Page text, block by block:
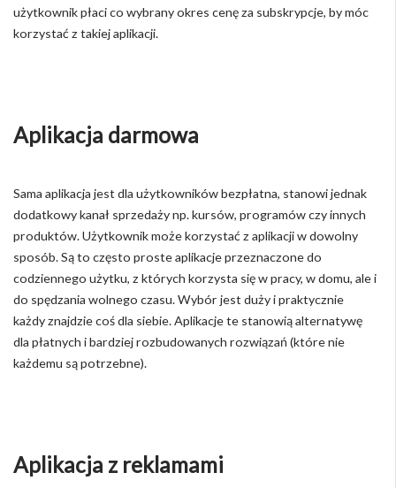
użytkownik płaci co wybrany okres cenę za subskrypcje, by móc
korzystać z takiej aplikacji.
Aplikacja darmowa
Sama aplikacja jest dla użytkowników bezpłatna, stanowi jednak
dodatkowy kanał sprzedaży np. kursów, programów czy innych
produktów. Użytkownik może korzystać z aplikacji w dowolny
sposób. Są to często proste aplikacje przeznaczone do
codziennego użytku, z których korzysta się w pracy, w domu, ale i
do spędzania wolnego czasu. Wybór jest duży i praktycznie
każdy znajdzie coś dla siebie. Aplikacje te stanowią alternatywę
dla płatnych i bardziej rozbudowanych rozwiązań (które nie
każdemu są potrzebne).
Aplikacja z reklamami